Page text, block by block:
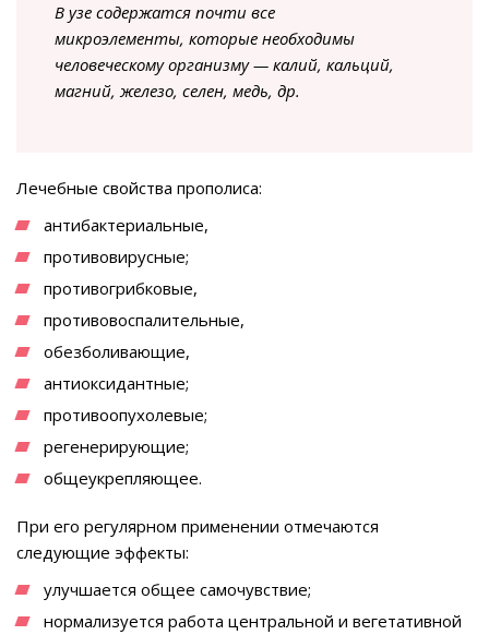
В узе содержатся почти все
микроэлементы, которые необходимы
человеческому организму — калий, кальций,
магний, железо, селен, медь, др.
Лечебные свойства прополиса:
антибактериальные,
противовирусные;
противогрибковые,
противовоспалительные,
обезболивающие,
антиоксидантные;
противоопухолевые;
регенерирующие;
общеукрепляющее.
При его регулярном применении отмечаются
следующие эффекты:
улучшается общее самочувствие;
нормализуется работа центральной и вегетативной